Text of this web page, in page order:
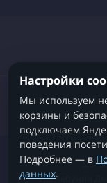
ИП Чебунин
Настройки
Мы используем
корзины и
подключаем
поведения
Подробнее — в
данных.